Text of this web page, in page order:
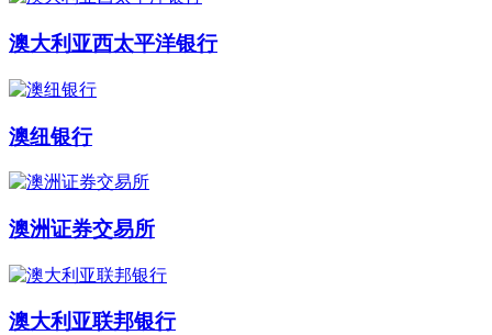
澳大利亚西太平洋银行
澳纽银行
澳洲证券交易所
澳大利亚联邦银行